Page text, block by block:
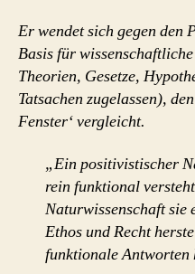
Er wendet sich gegen den
Basis für
Theorien, Gesetze,
Tatsachen zugelassen),
Fenster‘ vergleicht.
„Ein positivistischer
rein funktional
Naturwissenschaft sie
Ethos und Recht
funktionale